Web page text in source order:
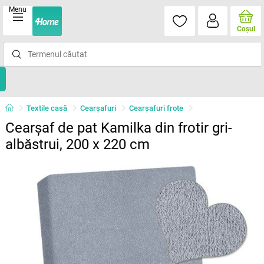
Menu
Coşul
Textile casă Cearșafuri Cearșafuri frote
Cearșaf de pat Kamilka din frotir gri-
albăstrui, 200 x 220 cm